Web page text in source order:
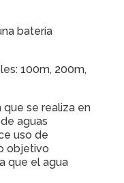
batería
100m, 200m,
que se realiza en
aguas
uso de
objetivo
que el agua